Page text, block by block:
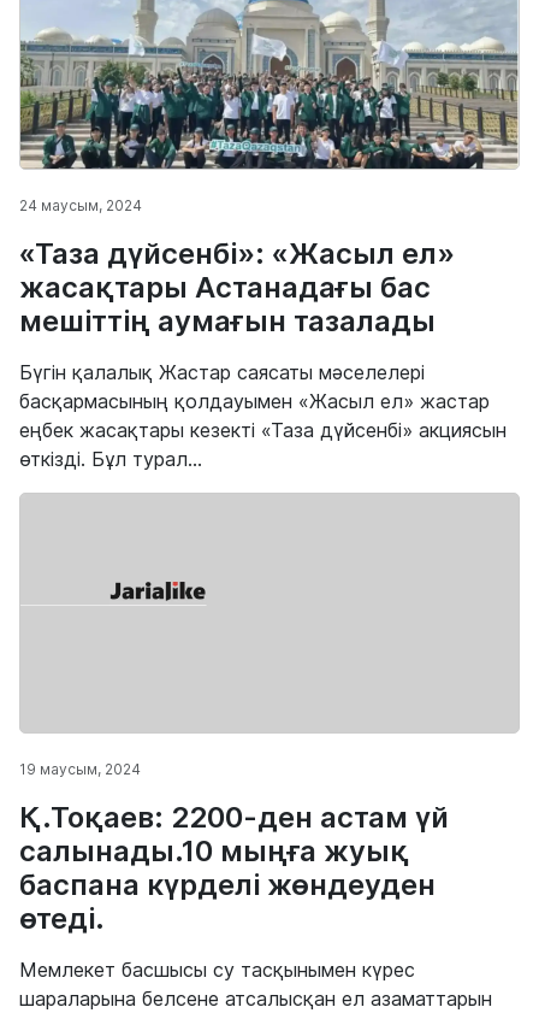
24 маусым, 2024
«Таза дүйсенбі»: «Жасыл ел»
жасақтары Астанадағы бас
мешіттің аумағын тазалады
Бүгін қалалық Жастар саясаты мәселелері
басқармасының қолдауымен «Жасыл ел» жастар
еңбек жасақтары кезекті «Таза дүйсенбі» акциясын
өткізді. Бұл турал...
19 маусым, 2024
Қ.Тоқаев: 2200-ден астам үй
салынады.10 мыңға жуық
баспана күрделі жөндеуден
өтеді.
Мемлекет басшысы су тасқынымен күрес
шараларына белсене атсалысқан ел азаматтарын